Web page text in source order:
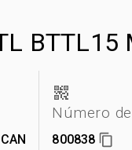
BTTL15
Número
800838